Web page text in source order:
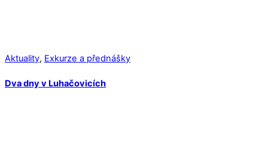
Aktuality, Exkurze a přednášky
Dva dny v Luhačovicích